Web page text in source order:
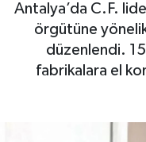
Antalya’da C.F.
örgütüne
düzenlendi.
fabrikalara el
DÜNYA
EĞİTİM
Süper Lig Puan
Tüm Manşetler
Son Dakika